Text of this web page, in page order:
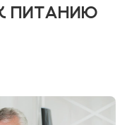
ПИТАНИЮ